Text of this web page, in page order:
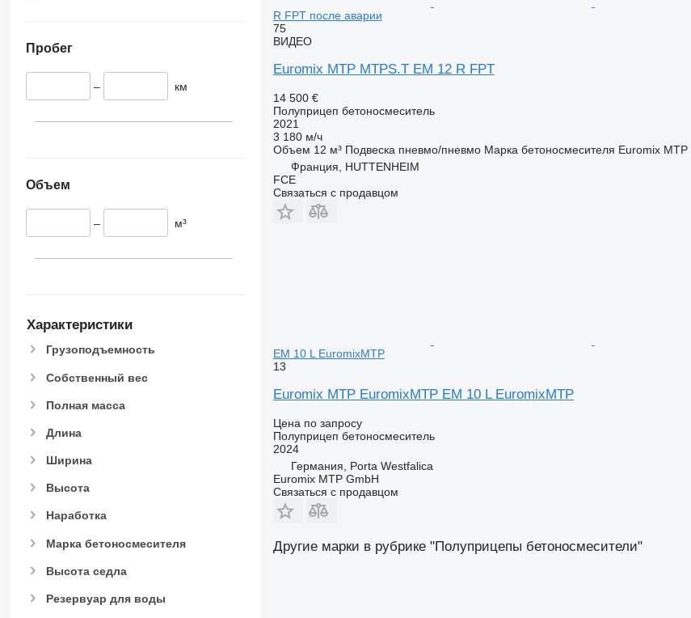
Пробег
– км
Объем
– м³
Характеристики
Грузоподъемность
Собственный вес
Полная масса
Длина
Ширина
Высота
Наработка
Марка бетоносмесителя
Высота седла
Резервуар для воды
R FPT после аварии
75
ВИДЕО
Euromix MTP MTPS.T EM 12 R FPT
14 500 €
Полуприцеп бетоносмеситель
2021
3 180 м/ч
Объем 12 м³ Подвеска пневмо/пневмо Марка бетоносмесителя Euromix MTP
Франция, HUTTENHEIM
FCE
Связаться с продавцом
EM 10 L EuromixMTP
13
Euromix MTP EuromixMTP EM 10 L EuromixMTP
Цена по запросу
Полуприцеп бетоносмеситель
2024
Германия, Porta Westfalica
Euromix MTP GmbH
Связаться с продавцом
Другие марки в рубрике "Полуприцепы бетоносмесители"